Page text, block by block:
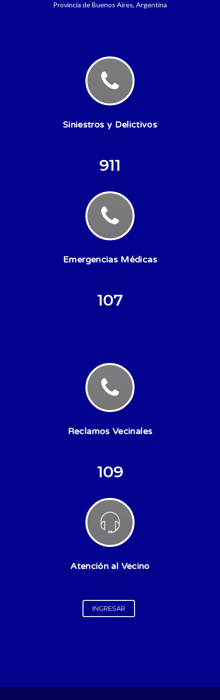
Provincia de Buenos Aires, Argentina
Siniestros y Delictivos
911
Emergencias Médicas
107
Reclamos Vecinales
109
Atención al Vecino
INGRESAR